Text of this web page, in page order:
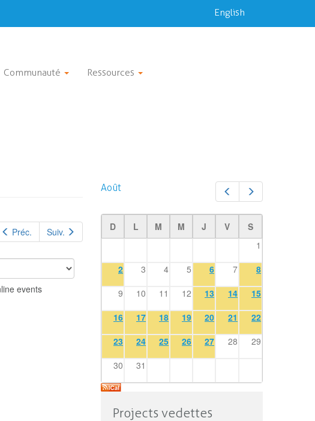
English
Communauté Ressources
Préc. Suiv.
events
Préc.
Août
D L M M J V
S
1
2
3 4 5 6 7
8
9
10 11 12 13 14
15
16
17 18 19 20 21
22
23
24 25 26 27 28
29
30
31
Projects vedettes